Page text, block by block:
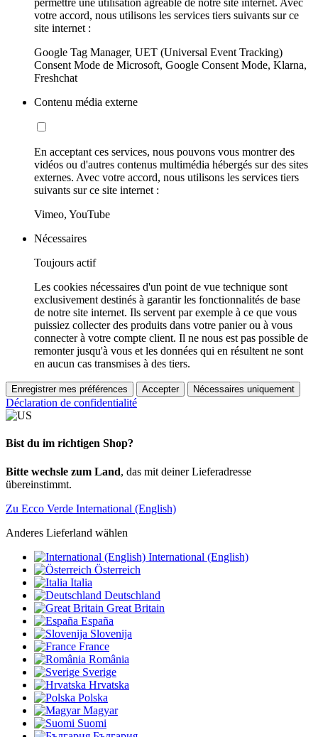
permettre une utilisation agréable de notre site internet. Avec
votre accord, nous utilisons les services tiers suivants sur ce
site internet :
Google Tag Manager, UET (Universal Event Tracking)
Consent Mode de Microsoft, Google Consent Mode, Klarna,
Freshchat
Contenu média externe
En acceptant ces services, nous pouvons vous montrer des
vidéos ou d'autres contenus multimédia hébergés sur des sites
externes. Avec votre accord, nous utilisons les services tiers
suivants sur ce site internet :
Vimeo, YouTube
Nécessaires
Toujours actif
Les cookies nécessaires d'un point de vue technique sont
exclusivement destinés à garantir les fonctionnalités de base
de notre site internet. Ils servent par exemple à ce que vous
puissiez collecter des produits dans votre panier ou à vous
connecter à votre compte client. Il ne nous est pas possible de
remonter jusqu'à vous et les données qui en résultent ne sont
en aucun cas transmises à des tiers.
Enregistrer mes préférences Accepter Nécessaires uniquement
Déclaration de confidentialité
Bist du im richtigen Shop?
Bitte wechsle zum Land, das mit deiner Lieferadresse
übereinstimmt.
Zu Ecco Verde International (English)
Anderes Lieferland wählen
International (English)
Österreich
Italia
Deutschland
Great Britain
España
Slovenija
France
România
Sverige
Hrvatska
Polska
Magyar
Suomi